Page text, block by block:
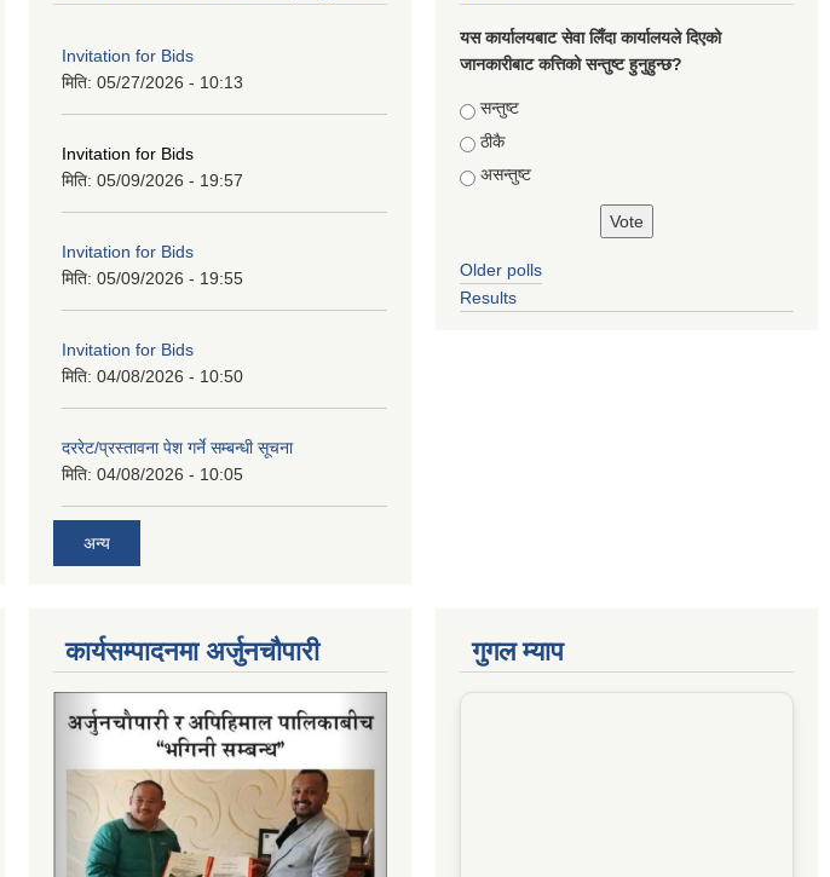
Invitation for Bids
मिति: 05/27/2026 - 10:13
Invitation for Bids
मिति: 05/09/2026 - 19:57
Invitation for Bids
मिति: 05/09/2026 - 19:55
Invitation for Bids
मिति: 04/08/2026 - 10:50
दररेट/प्रस्तावना पेश गर्ने सम्बन्धी सूचना
मिति: 04/08/2026 - 10:05
अन्य
यस कार्यालयबाट सेवा लिँदा कार्यालयले दिएको
जानकारीबाट कत्तिको सन्तुष्ट हुनुहुन्छ?
Choices
सन्तुष्ट
ठीकै
असन्तुष्ट
Older polls
Results
कार्यसम्पादनमा अर्जुनचौपारी गुगल म्याप